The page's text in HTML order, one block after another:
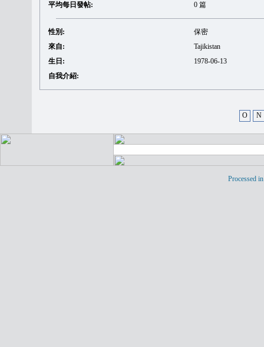
平均每日發帖:
0 篇
性別:
保密
來自:
Tajikistan
生日:
1978-06-13
自我介紹:
O N
Processed